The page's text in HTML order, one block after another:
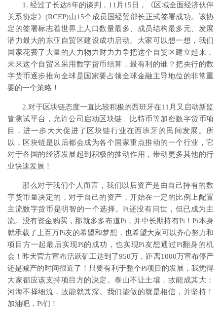
1. 经过了长达8年的谈判，11月15日，《区域全面经济伙伴
关系协定》(RCEP)由15个成员国经贸部长正式签署成功。该协
定的签署标志着世界上人口数量最多、成员结构最多元、发展
潜力最大的东亚自贸区建设成功启动。大家可以想一想，我们
国家花费了大量的人力物力财力力争把这个自贸区建立起来，
未来这个自贸区采用数字货币结算，最有利的谁？把央行的数
字货币逐步推向全球是国家要占领全球金融主导地位的非常重
要的一个策略！
2.对于区块链态度一直比较积极的西班牙在11月又启动新监
管测试平台，允许公司启动区块链、比特币等加密数字货币项
目，进一步大大促进了区块链行业在西班牙的民间发展。所
以，区块链是以后都会成为各个国家重点推动的一个行业，它
对于各国的经济发展起到积极的推动作用，带动更多其他的行
业快速发展！
那么对于我们个人而言，我们以后资产是由自己持有的数
字货币量决定的，对于自己的资产，开始在一定的比例上配置
主流数字货币是明智的一个选择。Pi还没有问世，但已成为主
流。没有资金购买，那就多多布道Pi，并中长期持有Pi！Pi本身
就承载了上百万Pi友的希望和梦想，也希望大家可以齐心努力和
项目方一起最后实现Pi的成功，也实现Pi友想通过Pi翻身的机
会！昨天官方宣布活跃矿工达到了950万，距离1000万宣布停产
还是减产的时间很近了！只要有利于整个Pi项目的发展，我觉得
大家都应该支持项目方的决定。泰山不让土壤，故能成其大；
河海不择细流，故能就其深。我们能做的就是相信，并坚持！
加油吧，Pi们！